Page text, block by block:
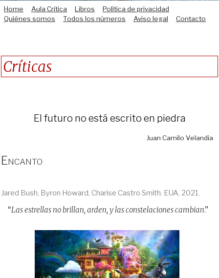
Home Aula Crítica Libros
Política de privacidad
Quiénes somos
Todos los números Aviso legal Contacto
Críticas
El futuro no está escrito en piedra
Juan Camilo Velandia
Encanto
Jared Bush, Byron Howard, Charise Castro Smith. EUA, 2021.
“Las estrellas no brillan, arden, y las constelaciones cambian.”